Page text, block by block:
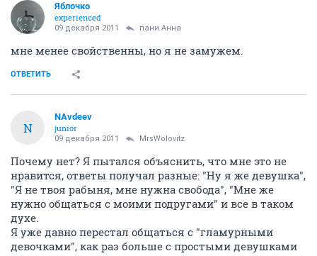
Яблочко
experienced
09 декабря 2011 пани Анна
мне менее свойственны, но я не замужем.
ОТВЕТИТЬ
N
NAvdeev
junior
09 декабря 2011 MrsWolovitz
Почему нет? Я пытался объяснить, что мне это не
нравится, ответы получал разные: "Ну я же девушка",
"Я не твоя рабыня, мне нужна свобода", "Мне же
нужно общаться с моими подругами" и все в таком
духе.
Я уже давно перестал общаться с "гламурными
девочками", как раз больше с простыми девушками